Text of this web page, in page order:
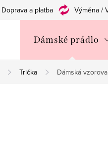
Doprava a platba Výměna /
Dámské prádlo
Trička Dámská